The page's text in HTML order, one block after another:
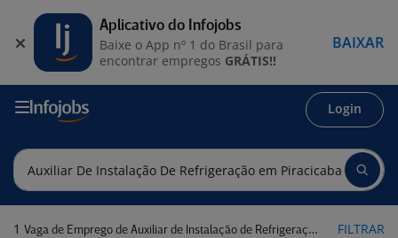
Login
1 Vaga de Emprego de Auxiliar de Instalação de Refrigeração em Piracicaba - SP FILTRAR
Aplicativo do Infojobs
Baixe o App nº 1 do Brasil para
encontrar empregos GRÁTIS!!
BAIXAR